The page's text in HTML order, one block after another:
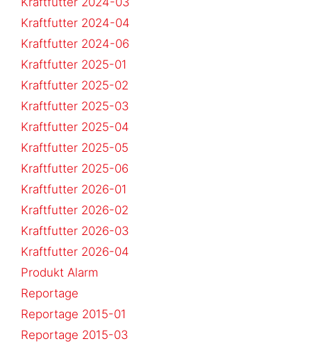
Kraftfutter 2024-04
Kraftfutter 2024-06
Kraftfutter 2025-01
Kraftfutter 2025-02
Kraftfutter 2025-03
Kraftfutter 2025-04
Kraftfutter 2025-05
Kraftfutter 2025-06
Kraftfutter 2026-01
Kraftfutter 2026-02
Kraftfutter 2026-03
Kraftfutter 2026-04
Produkt Alarm
Reportage
Reportage 2015-01
Reportage 2015-03